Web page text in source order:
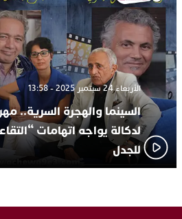
الأربعاء 24 سبتمبر 2025 - 13:58
السينما والهجرة السرية..
لدكالة يواجه اتهامات
للجدل